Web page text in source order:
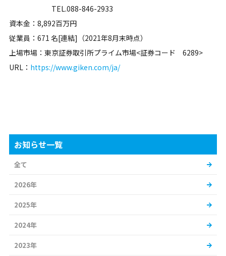
TEL.088-846-2933
資本金：8,892百万円
従業員：671 名[連結]（2021年8月末時点）
上場市場：東京証券取引所プライム市場<証券コード 6289>
URL： https://www.giken.com/ja/
お知らせ一覧
全て
2026年
2025年
2024年
2023年